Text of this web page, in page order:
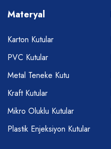
Materyal
Karton Kutular
PVC Kutular
Metal Teneke Kutu
Kraft Kutular
Mikro Oluklu Kutular
Plastik Enjeksiyon Kutular